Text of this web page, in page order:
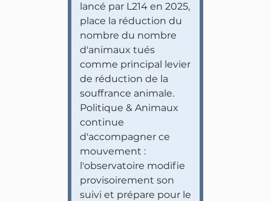
lancé par L214 en 2025,
place la réduction du
nombre du nombre
d'animaux tués
comme principal levier
de réduction de la
souffrance animale.
Politique & Animaux
continue
d'accompagner ce
mouvement :
l'observatoire modifie
provisoirement son
suivi et prépare pour le